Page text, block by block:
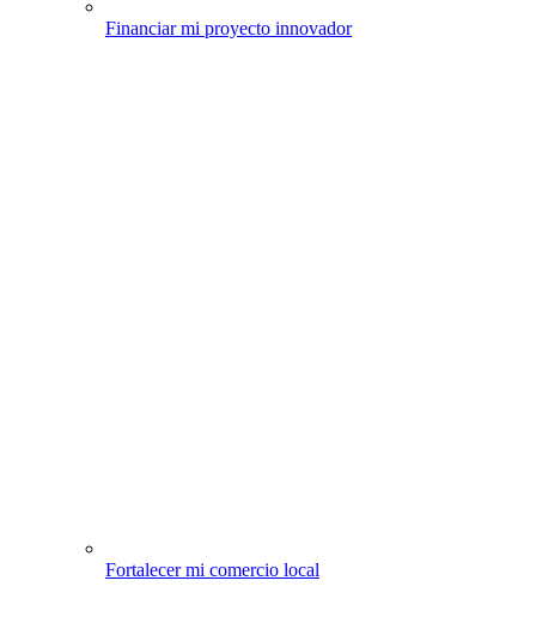
Financiar mi proyecto innovador
Fortalecer mi comercio local